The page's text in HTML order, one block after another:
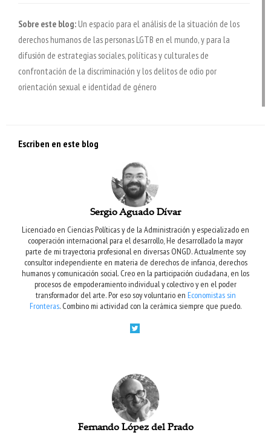
Sobre este blog:Un espacio para el análisis de la situación de los
derechos humanos de las personas LGTB en el mundo, y para la
difusión de estrategias sociales, políticas y culturales de
confrontación de la discriminación y los delitos de odio por
orientación sexual e identidad de género
Escriben en este blog
Sergio Aguado Dívar
Licenciado en Ciencias Políticas y de la Administración y especializado en
cooperación internacional para el desarrollo, He desarrollado la mayor
parte de mi trayectoria profesional en diversas ONGD. Actualmente soy
consultor independiente en materia de derechos de infancia, derechos
humanos y comunicación social. Creo en la participación ciudadana, en los
procesos de empoderamiento individual y colectivo y en el poder
transformador del arte. Por eso soy voluntario en Economistas sin
Fronteras. Combino mi actividad con la cerámica siempre que puedo.
Fernando López del Prado